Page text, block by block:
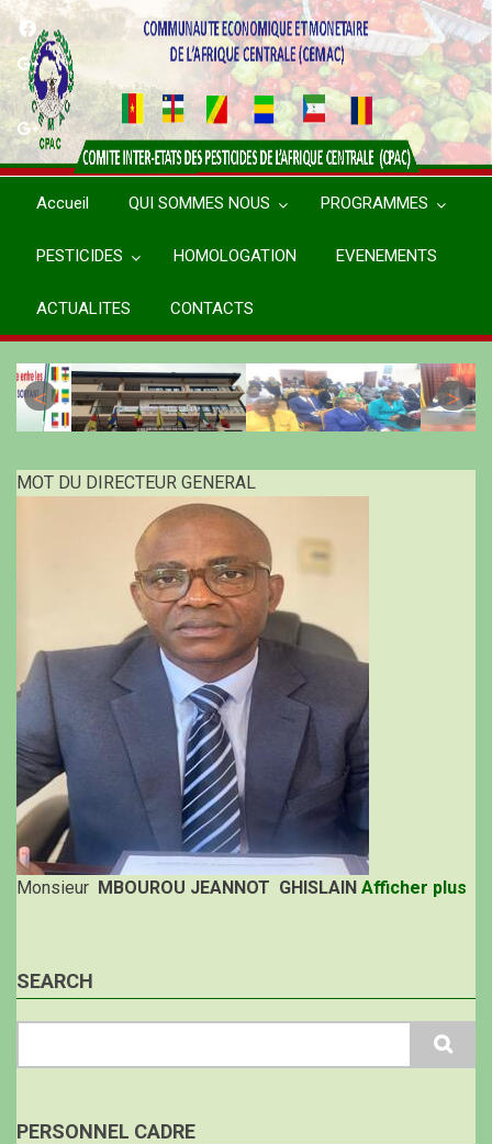
Aller
contenu
principal
Accueil QUI SOMMES NOUS PROGRAMMES
PESTICIDES HOMOLOGATION EVENEMENTS
ACTUALITES CONTACTS
MOT DU DIRECTEUR GENERAL
Monsieur MBOUROU JEANNOT GHISLAIN Afficher plus
SEARCH
PERSONNEL CADRE